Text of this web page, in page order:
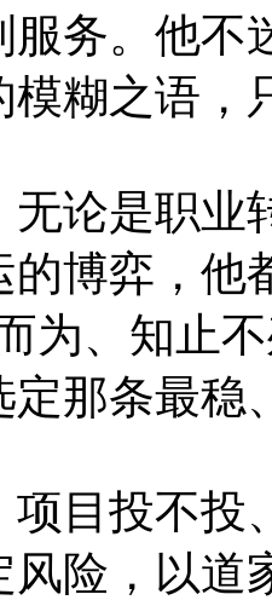
服务。他不
模糊之语，
无论是职业
的博弈，他
为、知止
定那条最稳
项目投不投
风险，以道